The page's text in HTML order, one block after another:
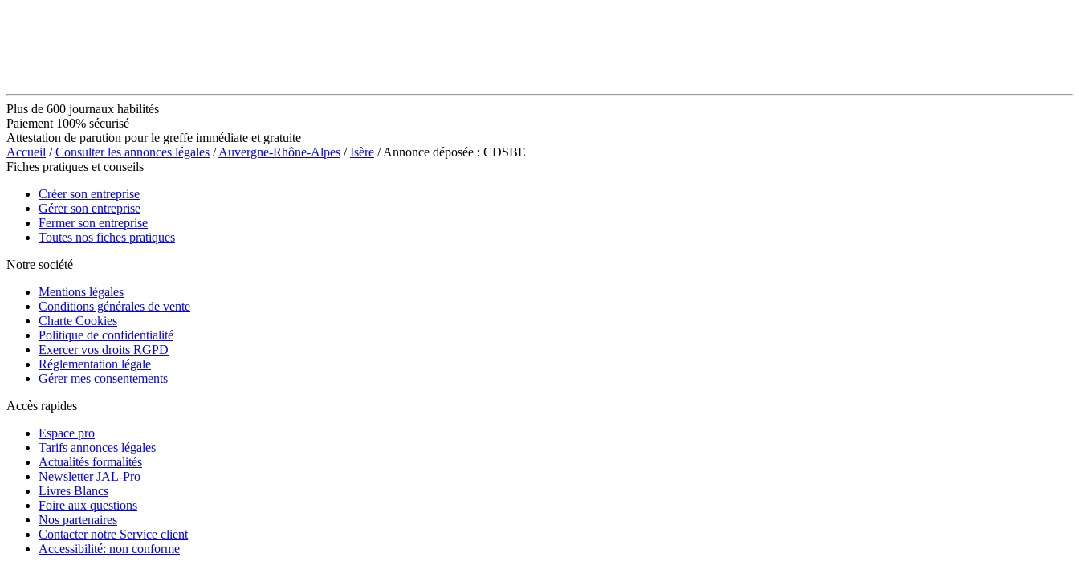
Plus de 600 journaux habilités
Paiement 100% sécurisé
Attestation de parution pour le greffe immédiate et gratuite
Accueil /Consulter les annonces légales /Auvergne-Rhône-Alpes /Isère / Annonce déposée : CDSBE
Fiches pratiques et conseils
Créer son entreprise
Gérer son entreprise
Fermer son entreprise
Toutes nos fiches pratiques
Notre société
Mentions légales
Conditions générales de vente
Charte Cookies
Politique de confidentialité
Exercer vos droits RGPD
Réglementation légale
Gérer mes consentements
Accès rapides
Espace pro
Tarifs annonces légales
Actualités formalités
Newsletter JAL-Pro
Livres Blancs
Foire aux questions
Nos partenaires
Contacter notre Service client
Accessibilité: non conforme